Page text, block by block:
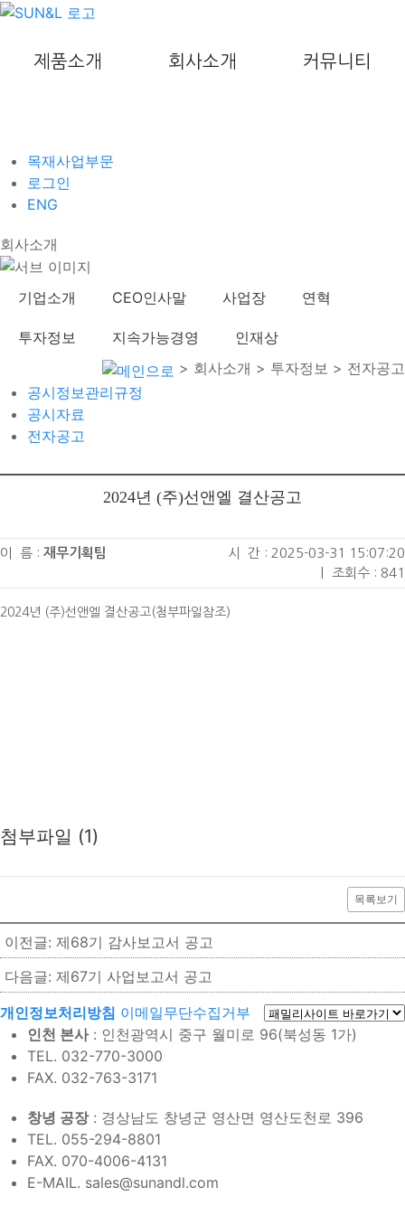
제품소개 회사소개 커뮤니티
목재사업부문
로그인
ENG
회사소개
기업소개 CEO인사말 사업장 연혁
투자정보 지속가능경영
인재상
> 회사소개 > 투자정보 > 전자공고
공시정보관리규정
공시자료
전자공고
2024년 (주)선앤엘 결산공고
이 름 : 재무기획팀
시 간 : 2025-03-31 15:07:20
조회수 : 841
2024년 (주)선앤엘 결산공고(첨부파일참조)
첨부파일 (1)
목록보기
이전글: 제68기 감사보고서 공고
다음글: 제67기 사업보고서 공고
개인정보처리방침 이메일무단수집거부
인천 본사: 인천광역시 중구 월미로 96(북성동 1가)
TEL. 032-770-3000
FAX. 032-763-3171
창녕 공장: 경상남도 창녕군 영산면 영산도천로 396
TEL. 055-294-8801
FAX. 070-4006-4131
E-MAIL. sales@sunandl.com